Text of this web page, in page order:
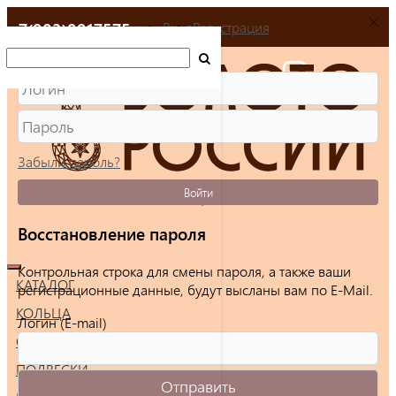
+7(903)9917575
КАТАЛОГ
КОЛЬЦА
СЕРЬГИ
ПОДВЕСКИ
ВходРегистрация
Забыли пароль?
Войти
Восстановление пароля
Контрольная строка для смены пароля, а также ваши
регистрационные данные, будут высланы вам по E-Mail.
Логин (E-mail)